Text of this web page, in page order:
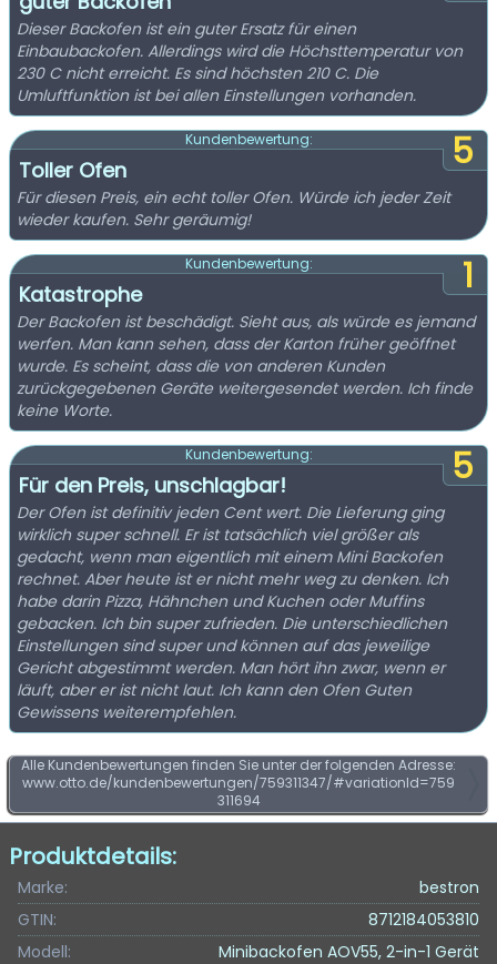
Dieser Backofen ist ein guter Ersatz für einen
Einbaubackofen. Allerdings wird die Höchsttemperatur von
230 C nicht erreicht. Es sind höchsten 210 C. Die
Umluftfunktion ist bei allen Einstellungen vorhanden.
5
Kundenbewertung:
Toller Ofen
Für diesen Preis, ein echt toller Ofen. Würde ich jeder Zeit
wieder kaufen. Sehr geräumig!
1
Kundenbewertung:
Katastrophe
Der Backofen ist beschädigt. Sieht aus, als würde es jemand
werfen. Man kann sehen, dass der Karton früher geöffnet
wurde. Es scheint, dass die von anderen Kunden
zurückgegebenen Geräte weitergesendet werden. Ich finde
keine Worte.
5
Kundenbewertung:
Für den Preis, unschlagbar!
Der Ofen ist definitiv jeden Cent wert. Die Lieferung ging
wirklich super schnell. Er ist tatsächlich viel größer als
gedacht, wenn man eigentlich mit einem Mini Backofen
rechnet. Aber heute ist er nicht mehr weg zu denken. Ich
habe darin Pizza, Hähnchen und Kuchen oder Muffins
gebacken. Ich bin super zufrieden. Die unterschiedlichen
Einstellungen sind super und können auf das jeweilige
Gericht abgestimmt werden. Man hört ihn zwar, wenn er
läuft, aber er ist nicht laut. Ich kann den Ofen Guten
Gewissens weiterempfehlen.
Alle Kundenbewertungen finden Sie unter der folgenden Adresse:
www.otto.de/kundenbewertungen/759311347/#variationId=759
311694
Produktdetails:
Marke:
bestron
GTIN:
8712184053810
Modell:
Minibackofen AOV55, 2-in-1 Gerät